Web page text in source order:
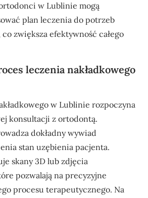
w Lublinie mogą
plan leczenia do potrzeb
zwiększa efektywność całego
leczenia nakładkowego
w Lublinie rozpoczyna
konsultacji z ortodontą.
dokładny wywiad
stan uzębienia pacjenta.
skany 3D lub zdjęcia
pozwalają na precyzyjne
procesu terapeutycznego. Na